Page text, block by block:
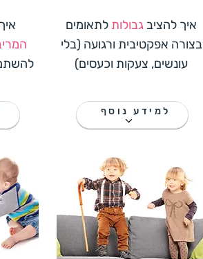
איך להציב גבולות לתאומים
בצורה אפקטיבית ורגועה (בלי
עונשים, צעקות וכעסים)
למידע נוסף